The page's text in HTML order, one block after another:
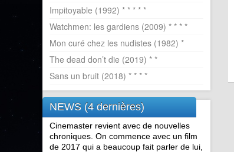
Impitoyable (1992) * * * * *
Watchmen: les gardiens (2009) * * * *
Mon curé chez les nudistes (1982) *
The dead don’t die (2019) * *
Sans un bruit (2018) * * * *
NEWS (4 dernières)
Cinemaster revient avec de nouvelles
chroniques. On commence avec un film
de 2017 qui a beaucoup fait parler de lui,